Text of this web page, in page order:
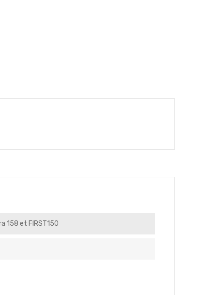
158 et FIRST150